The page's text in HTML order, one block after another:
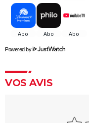
Powered by
VOS AVIS